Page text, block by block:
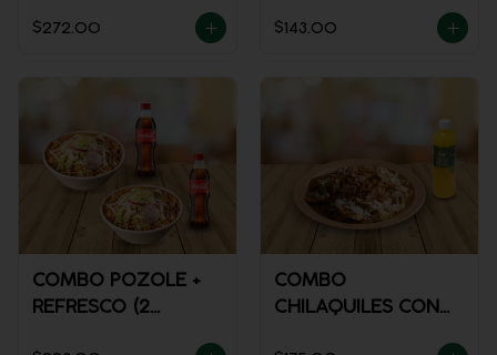
$272.00 $143.00
COMBO POZOLE +
REFRESCO (2
COMBO
CHILAQUILES CON